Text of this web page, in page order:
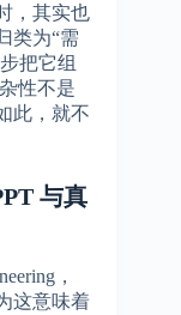
，其实也
类为“需
把它组
性不是
此，就不
与真
，
这意味着